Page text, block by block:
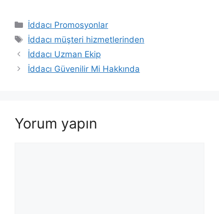
Kategoriler
İddacı Promosyonlar
Etiketler
İddacı müşteri hizmetlerinden
İddacı Uzman Ekip
İddacı Güvenilir Mi Hakkında
Yorum yapın